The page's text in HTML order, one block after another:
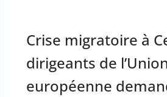
Crise migratoire à
dirigeants de l’Union
européenne